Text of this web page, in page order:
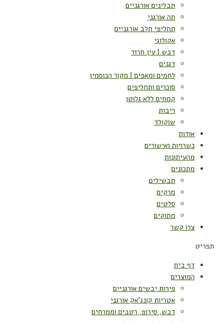
תבלינים אורגניים
תה אורגני
תחליפי חלב אורגניים
אקולוגי
דבש | עין חרוד
דגנים
לחמים ומאפים | מקור הכוסמין
סוכרים ותחליפים
קמחים ללא גלוטן
ריבות
שוקולד
אודות
כשרויות ואישורים
מהעיתונות
מתכונים
תבשילים
מרקים
סלטים
מתוקים
צרו קשר
תפריט
דף בית
המוצרים
פירות יבשים אורגניים
אטריות קונג'אק אורגני
דבש, סירופ, רטבים וממרחים